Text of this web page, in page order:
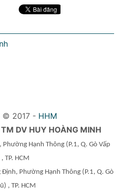
© 2017 - HHM
DV HUY HOÀNG MINH
Phường Hạnh Thông (P.1, Q. Gò Vấp
, TP. HCM
Định, Phường Hạnh Thông(P.1, Q. Gò
, TP. HCM